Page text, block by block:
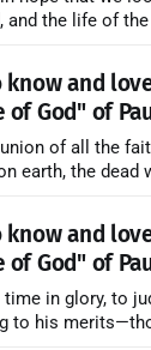
and the life of
→
and
of God" of
of all the
earth, the dead
believe that in
and His saints is
and
of God" of
in glory, to
to his